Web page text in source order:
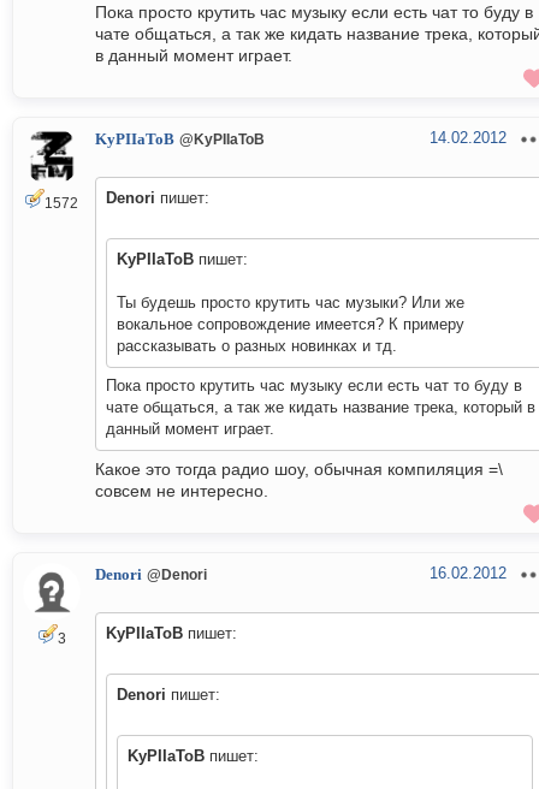
Пока просто крутить час музыку если есть чат то буду в
чате общаться, а так же кидать название трека,
в данный момент играет.
1572
KyPIIaToB @KyPIIaToB 14.02.2012
Denori пишет:
KyPIIaToB пишет:
Ты будешь просто крутить час музыки? Или же
вокальное сопровождение имеется? К примеру
рассказывать о разных новинках и тд.
Пока просто крутить час музыку если есть чат то буду в
чате общаться, а так же кидать название трека, который в
данный момент играет.
Какое это тогда радио шоу, обычная компиляция =\
совсем не интересно.
3
Denori @Denori 16.02.2012
KyPIIaToB пишет:
Denori пишет:
KyPIIaToB пишет: